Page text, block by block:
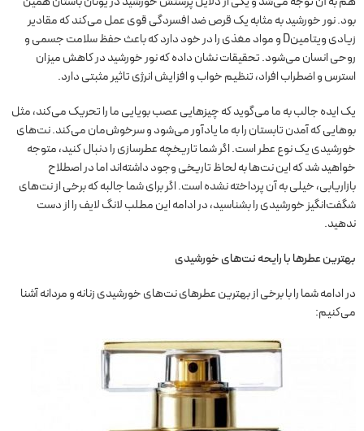
بود. نور خورشید به مثابه یک قرص ضد افسردگی قوی عمل می‌کند که مقادیر
زیادی ویتامینD و مواد مغذی را در خود دارد که باعث حفظ سلامت جسمی و
روحی انسان می‌شود. تحقیقات نشان داده که نور خورشید در کاهش میزان
استرس و اضطراب افراد، تنظیم خواب و افزایش انرژی تاثیر مثبتی دارد.
یک ایده جالب به ما می‌گوید که چیزهایی عصب بویایی ما را تحریک می‌کند، مثل
بوهایی که آمدن تابستان را به ما یادآور می‌شود و سرخوش‌مان می‌کند. نت‌های
خورشیدی یک نوع عطر است. اگر شما تاریخچه عطرسازی را دنبال کنید، متوجه
خواهید شد که این نت‌ها به لحاظ تاریخی وجود داشته‌اند اما در اصطلاح
بازاریابی، خیلی به آن پرداخته نشده است. اگر برای شما جالبه که برخی از نت‌های
شگفت‌انگیز خورشیدی را بشناسید، در ادامه این مطلب لانگ لایف را از دست
ندهید.
بهترین عطر‌ها با رایحه نت‌های خورشیدی
در ادامه شما را با برخی از بهترین عطرهای نت‌های خورشیدی زنانه و مردانه آشنا
می‌کنیم: